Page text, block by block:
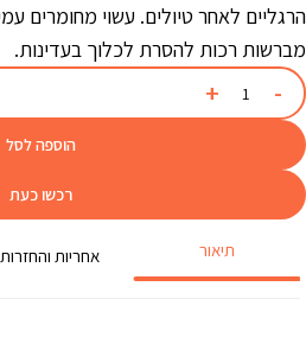
הרגליים לאחר טיולים. עשוי מחומרים
מברשות רכות להסרת לכלוך בעדינות.
הוספה לסל
רכשו כעת
תיאור אחריות והחזרות